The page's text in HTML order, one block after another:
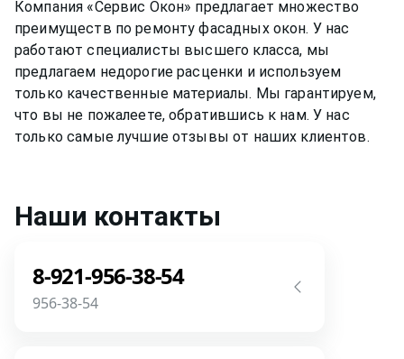
Компания «Сервис Окон» предлагает множество
преимуществ по ремонту фасадных окон. У нас
работают специалисты высшего класса, мы
предлагаем недорогие расценки и используем
только качественные материалы. Мы гарантируем,
что вы не пожалеете, обратившись к нам. У нас
только самые лучшие отзывы от наших клиентов.
Наши контакты
8-921-956-38-54
956-38-54